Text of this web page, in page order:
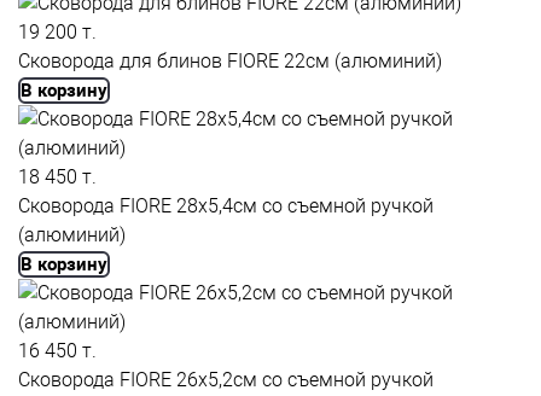
19 200 т.
Сковорода для блинов FIORE 22см (алюминий)
В корзину
18 450 т.
Сковорода FIORE 28x5,4см со съемной ручкой
(алюминий)
В корзину
16 450 т.
Сковорода FIORE 26x5,2см со съемной ручкой